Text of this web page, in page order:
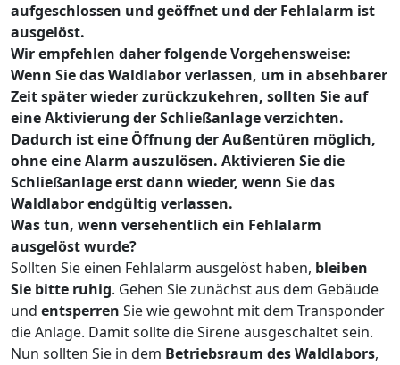
aufgeschlossen und geöffnet und der Fehlalarm ist
ausgelöst.
Wir empfehlen daher folgende Vorgehensweise:
Wenn Sie das Waldlabor verlassen, um in absehbarer
Zeit später wieder zurückzukehren, sollten Sie auf
eine Aktivierung der Schließanlage verzichten.
Dadurch ist eine Öffnung der Außentüren möglich,
ohne eine Alarm auszulösen. Aktivieren Sie die
Schließanlage erst dann wieder, wenn Sie das
Waldlabor endgültig verlassen.
Was tun, wenn versehentlich ein Fehlalarm
ausgelöst wurde?
Sollten Sie einen Fehlalarm ausgelöst haben, bleiben
Sie bitte ruhig. Gehen Sie zunächst aus dem Gebäude
und entsperren Sie wie gewohnt mit dem Transponder
die Anlage. Damit sollte die Sirene ausgeschaltet sein.
Nun sollten Sie in dem Betriebsraum des Waldlabors,